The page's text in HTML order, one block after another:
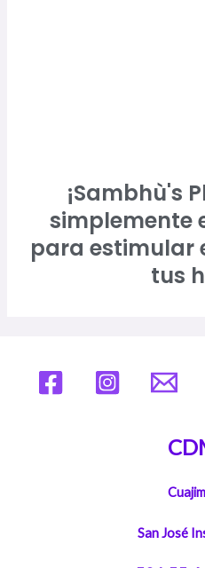
¡Sambhù's
simplemente
para estimular
tus
San José